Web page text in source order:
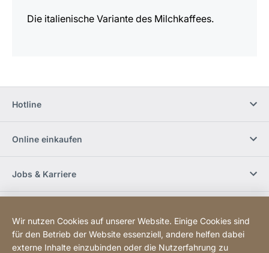
Die italienische Variante des Milchkaffees.
Hotline
Online einkaufen
Jobs & Karriere
Social Media
Wir nutzen Cookies auf unserer Website. Einige Cookies sind
für den Betrieb der Website essenziell, andere helfen dabei
externe Inhalte einzubinden oder die Nutzerfahrung zu